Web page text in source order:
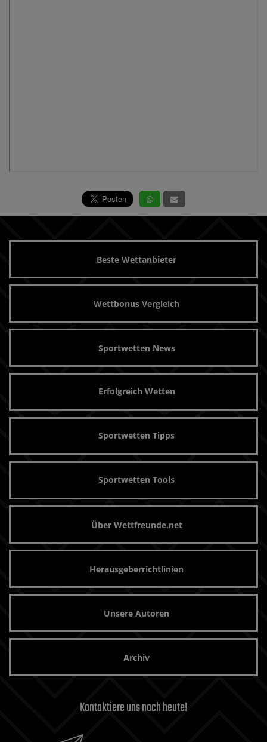
Beste Wettanbieter
Wettbonus Vergleich
Sportwetten News
Erfolgreich Wetten
Sportwetten Tipps
Sportwetten Tools
Über Wettfreunde.net
Herausgeberrichtlinien
Unsere Autoren
Archiv
Kontaktiere uns noch heute!